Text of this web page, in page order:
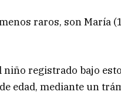
raros, son María
niño registrado bajo
edad, mediante un